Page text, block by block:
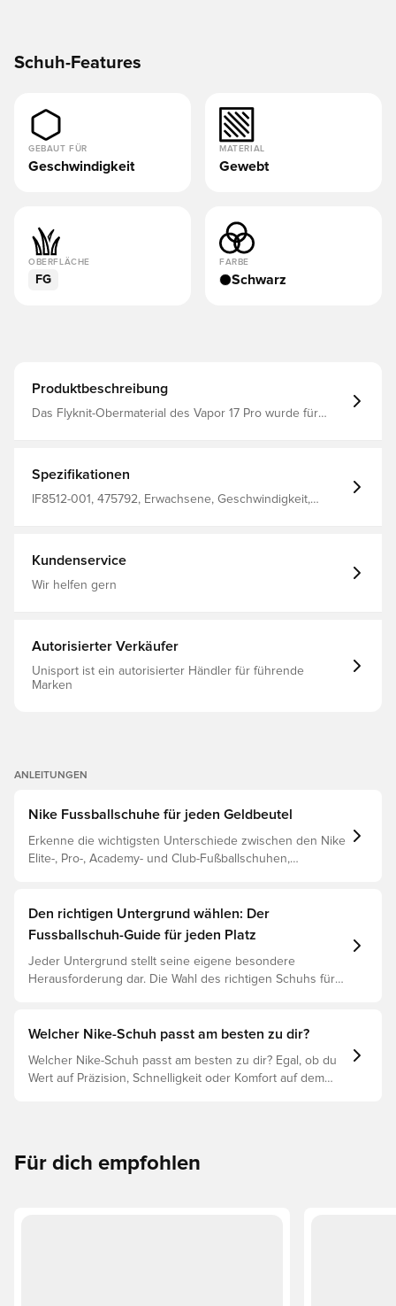
Schuh-Features
GEBAUT FÜR
Geschwindigkeit
MATERIAL
Gewebt
OBERFLÄCHE
FG
FARBE
Schwarz
Produktbeschreibung
Das Flyknit-Obermaterial des Vapor 17 Pro wurde für
während unsere exklusive leichte Platte explosive und
agile Richtungswechsel ermöglicht.
Spezifikationen
IF8512-001, 475792, Erwachsene, Geschwindigkeit,
Kundenservice
Wir helfen gern
Autorisierter Verkäufer
Unisport ist ein autorisierter Händler für führende
Marken
ANLEITUNGEN
Nike Fussballschuhe für jeden Geldbeutel
Erkenne die wichtigsten Unterschiede zwischen den Nike
Elite-, Pro-, Academy- und Club-Fußballschuhen,
Den richtigen Untergrund wählen: Der
Fussballschuh-Guide für jeden Platz
Jeder Untergrund stellt seine eigene besondere
Herausforderung dar. Die Wahl des richtigen Schuhs für
Langlebigkeit des Schuhs. Lies weiter, um
verschiedenen Untergründe sind.
Welcher Nike-Schuh passt am besten zu dir?
Welcher Nike-Schuh passt am besten zu dir? Egal, ob du
Wert auf Präzision, Schnelligkeit oder Komfort auf dem
Für dich empfohlen